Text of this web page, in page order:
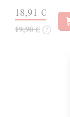
18,91 €
19,90 € ?